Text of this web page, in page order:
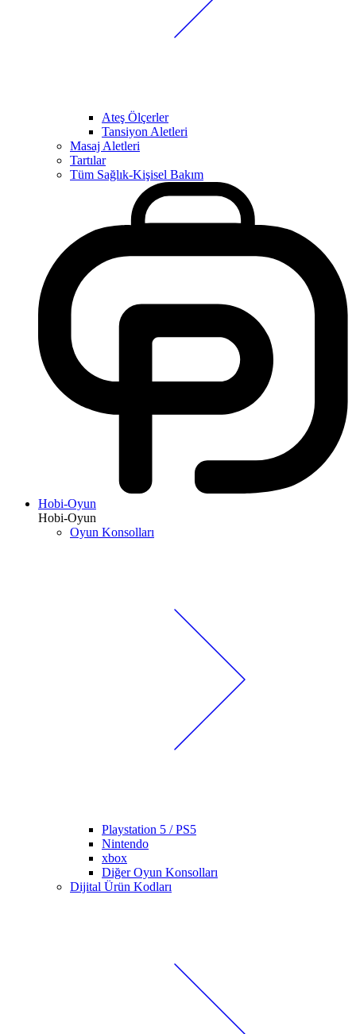
Ateş Ölçerler
Tansiyon Aletleri
Masaj Aletleri
Tartılar
Tüm Sağlık-Kişisel Bakım
Hobi-Oyun
Hobi-Oyun
Oyun Konsolları
Playstation 5 / PS5
Nintendo
xbox
Diğer Oyun Konsolları
Dijital Ürün Kodları